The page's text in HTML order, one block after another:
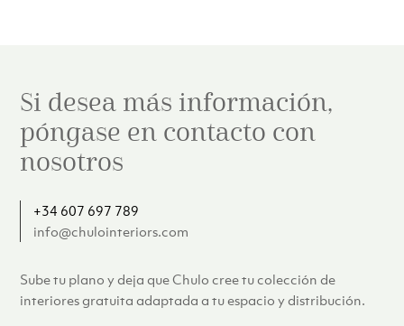
Si desea más información,
póngase en contacto con
nosotros
+34 607 697 789
info@chulointeriors.com
Sube tu plano y deja que Chulo cree tu colección de
interiores gratuita adaptada a tu espacio y distribución.